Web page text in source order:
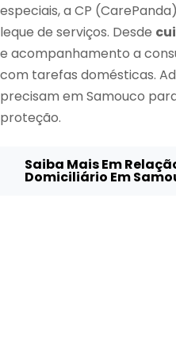
especiais, a CP
leque de serviços. Desde
e acompanhamento a
com tarefas domésticas.
precisam em Samouco
proteção.
Saiba Mais Em
Domiciliário Em